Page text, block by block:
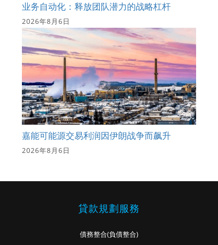
业务自动化：释放团队潜力的战略杠杆
2026年8月6日
嘉能可能源交易利润因伊朗战争而飙升
2026年8月6日
貸款規劃服務
債務整合(負債整合)